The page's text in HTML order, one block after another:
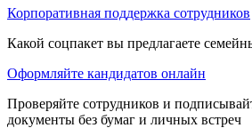
Корпоративная поддержка сотрудников
Какой соцпакет вы предлагаете
Оформляйте кандидатов онлайн
Проверяйте сотрудников и
документы без бумаг и личных встреч